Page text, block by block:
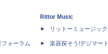
ォーラム
Rittor Music
リットーミュージック
楽器探そう!デジマート